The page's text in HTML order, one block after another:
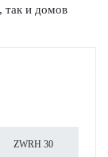
так и домов
ZWRH 30